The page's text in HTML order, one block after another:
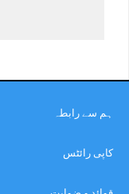
ہم سے رابطہ
کاپی رائٹس